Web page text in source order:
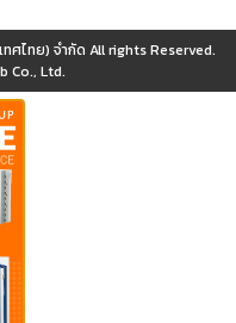
ศไทย) จำกัด All rights Reserved.
Co., Ltd.